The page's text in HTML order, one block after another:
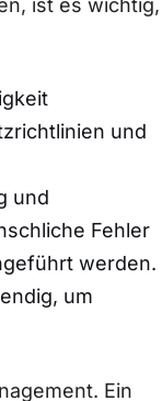
ist es wichtig,
‌und
und
Fehler
werden.
um
Ein